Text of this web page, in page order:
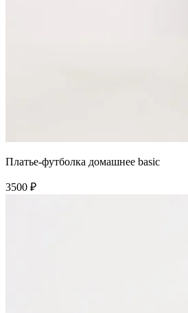
Платье-футболка домашнее basic
3500 ₽